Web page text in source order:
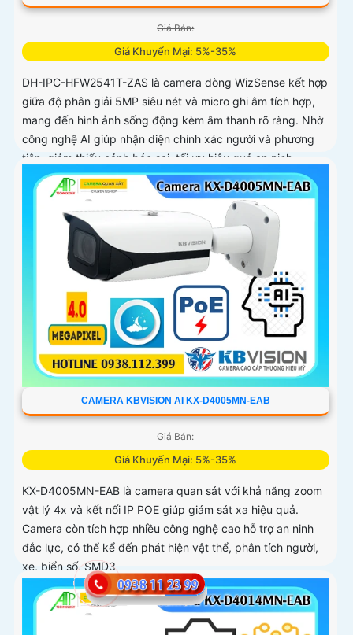
Giá Bán:
Giá Khuyến Mại: 5%-35%
DH-IPC-HFW2541T-ZAS là camera dòng WizSense kết hợp
giữa độ phân giải 5MP siêu nét và micro ghi âm tích hợp,
mang đến hình ảnh sống động kèm âm thanh rõ ràng. Nhờ
công nghệ AI giúp nhận diện chính xác người và phương
tiện, giảm thiểu cảnh báo sai, tối ưu hiệu quả an ninh
CAMERA KBVISION AI KX-D4005MN-EAB
Giá Bán:
Giá Khuyến Mại: 5%-35%
KX-D4005MN-EAB là camera quan sát với khả năng zoom
vật lý 4x và kết nối IP POE giúp giám sát xa hiệu quả.
Camera còn tích hợp nhiều công nghệ cao hỗ trợ an ninh
đắc lực, có thể kể đến phát hiện vật thể, phân tích người,
xe, biển số, SMD3